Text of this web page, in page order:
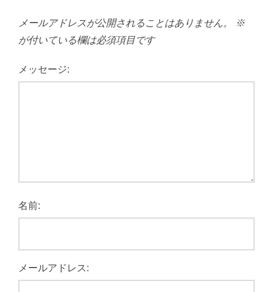
メールアドレスが公開されることはありません。
※
が付いている欄は必須項目です
メッセージ:
名前:
メールアドレス: